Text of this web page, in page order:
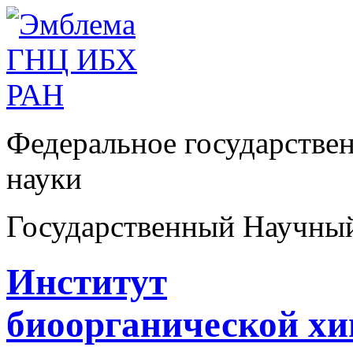
Федеральное
науки
Государственный
Институт
биоорганической